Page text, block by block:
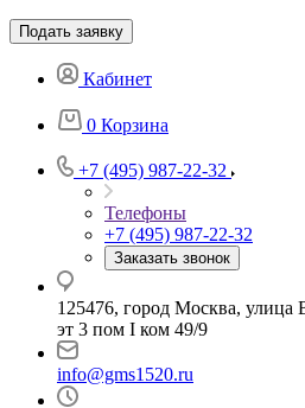
Подать заявку
Кабинет
0 Корзина
+7 (495) 987-22-32
Телефоны
+7 (495) 987-22-32
Заказать звонок
125476, город Москва, улица
эт 3 пом I ком 49/9
info@gms1520.ru